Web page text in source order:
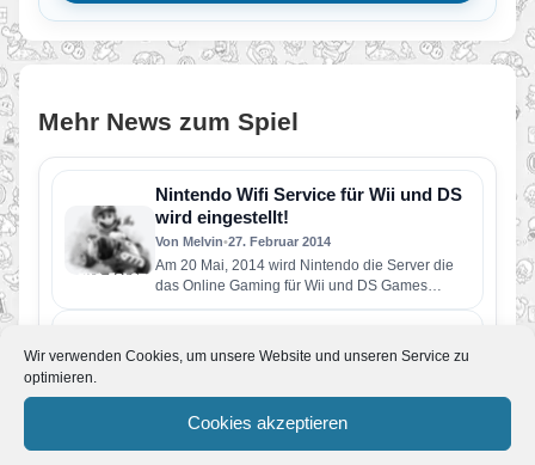
Wir verwenden Cookies, um unsere Website und unseren Service zu
optimieren.
Cookies akzeptieren
Mehr News zum Spiel
Nintendo Wifi Service für Wii und DS
wird eingestellt!
Von Melvin•27. Februar 2014
Am 20 Mai, 2014 wird Nintendo die Server die
das Online Gaming für Wii und DS Games
ermöglichen abstellen!…
Von JoKo•4. August 2011
relativ einfachen. Aufgabe ist es, durch…
77. Mario Kart Wii Wettbewerb